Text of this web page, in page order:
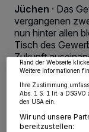
Jüchen · Das
vergangenen
nun hinter allen
Tisch des
Zukunft
02.04.2022 ,
wie Browserdaten oder
von OK aktivieren Sie
Partner verarbeiten
Zwecke. Wenn Tracker
möglicherweise nicht
wieder aufrufen, um
widerrufen, indem Sie
Rand der Webseite
Weitere Informationen
Ihre Zustimmung
Abs. 1 S. 1 lit. a DSGVO
den USA ein.
Wir und unsere
bereitzustellen: